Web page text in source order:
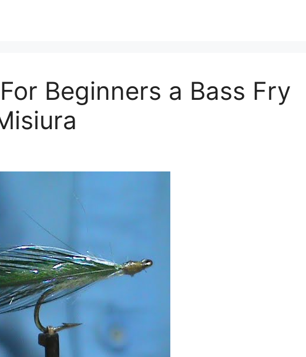
Beginners a Bass Fry